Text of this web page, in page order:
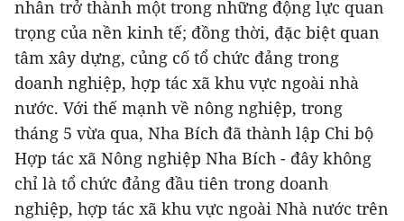
nhân trở thành một trong những động lực quan
trọng của nền kinh tế; đồng thời, đặc biệt quan
tâm xây dựng, củng cố tổ chức đảng trong
doanh nghiệp, hợp tác xã khu vực ngoài nhà
nước. Với thế mạnh về nông nghiệp, trong
tháng 5 vừa qua, Nha Bích đã thành lập Chi bộ
Hợp tác xã Nông nghiệp Nha Bích - đây không
chỉ là tổ chức đảng đầu tiên trong doanh
nghiệp, hợp tác xã khu vực ngoài Nhà nước trên